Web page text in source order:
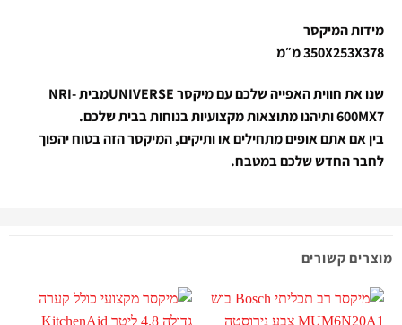
מידות המיקסר
350X253X378 מ״מ
שנו את חווית האפייה שלכם עם מיקסר UNIVERSEמבית NRI-
600MX7 ותיהנו מתוצאות מקצועיות בנוחות בבית שלכם.
בין אם אתם אופים מתחילים או ותיקים, המיקסר הזה בטוח יהפוך
לחבר החדש שלכם במטבח.
מוצרים קשורים